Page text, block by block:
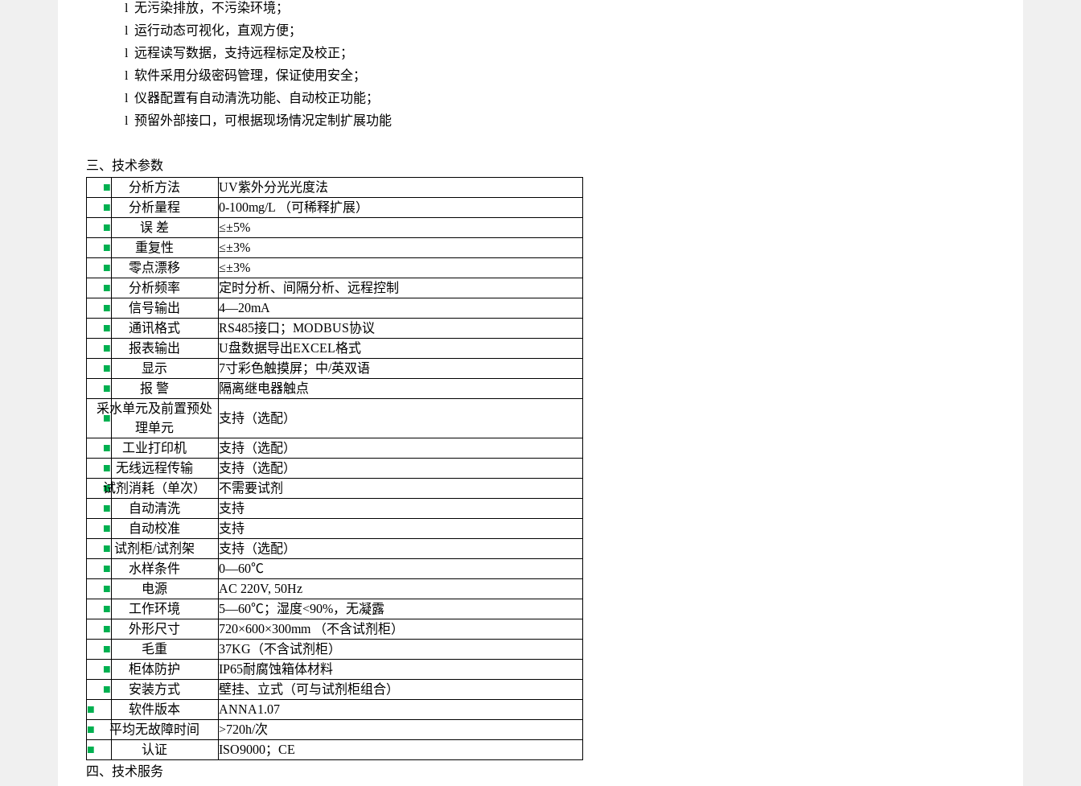
l 无污染排放，不污染环境；
l 运行动态可视化，直观方便；
l 远程读写数据，支持远程标定及校正；
l 软件采用分级密码管理，保证使用安全；
l 仪器配置有自动清洗功能、自动校正功能；
l 预留外部接口，可根据现场情况定制扩展功能
三、技术参数
■
分析方法 UV紫外分光光度法
■
分析量程 0-100mg/L
（可稀释扩展）
■
误 差 ≤±5%
■
重复性 ≤±3%
■
零点漂移 ≤±3%
■
分析频率
定时分析、间隔分析、远程控制
■
信号输出
4—20mA
■
通讯格式 RS485接口； MODBUS协议
■
报表输出 U盘数据导出EXCEL格式
■
显示 7寸彩色触摸屏；中/英双语
■
报 警 隔离继电器触点
■
采水单元及前置预处
理单元
支持（选配）
■ 工业打印机
支持（选配）
■ 无线远程传输
支持（选配）
■
试剂消耗（单次）
不需要试剂
■
自动清洗
支持
■
自动校准
支持
■ 试剂柜/试剂架
支持（选配）
■
水样条件 0—60℃
■
电源
AC 220V, 50Hz
■
工作环境 5—60℃；湿度<90%，无凝露
■
外形尺寸 720×600×300mm
（不含试剂柜）
■
毛重 37KG （不含试剂柜）
■
柜体防护 IP65耐腐蚀箱体材料
■
安装方式
壁挂、立式（可与试剂柜组合）
■
软件版本
ANNA1.07
■
平均无故障时间 >720h/次
■
认证 ISO9000； CE
四、技术服务